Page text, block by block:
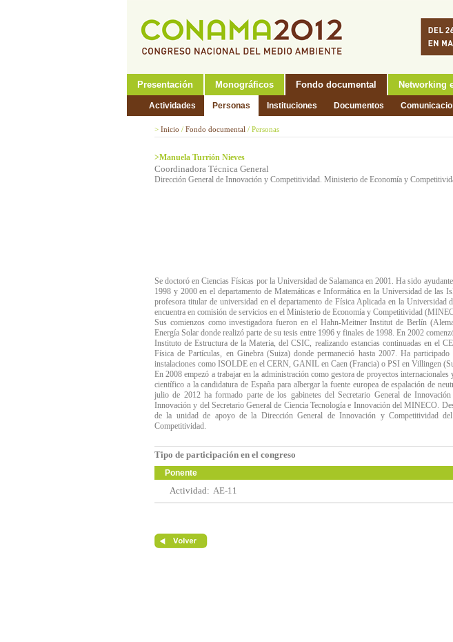
Presentación Monográficos Fondo documental Networking
Actividades Personas Instituciones Documentos
> Inicio / Fondo documental / Personas
>Manuela Turrión Nieves
Coordinadora Técnica General
Dirección General de Innovación y Competitividad. Ministerio de Economía y
Se doctoró en Ciencias Físicas por la Universidad de Salamanca en 2001. Ha sido
1998 y 2000 en el departamento de Matemáticas e Informática en la Universidad de las
profesora titular de universidad en el departamento de Física Aplicada en la Universidad
encuentra en comisión de servicios en el Ministerio de Economía y Competitividad
Sus comienzos como investigadora fueron en el Hahn-Meitner Institut de Berlín
Energía Solar donde realizó parte de su tesis entre 1996 y finales de 1998. En 2002
Instituto de Estructura de la Materia, del CSIC, realizando estancias continuadas en el
Física de Partículas, en Ginebra (Suiza) donde permaneció hasta 2007. Ha participado
instalaciones como ISOLDE en el CERN, GANIL en Caen (Francia) o PSI en Villingen
En 2008 empezó a trabajar en la administración como gestora de proyectos internacionales
científico a la candidatura de España para albergar la fuente europea de espalación de
julio de 2012 ha formado parte de los gabinetes del Secretario General de
Innovación y del Secretario General de Ciencia Tecnología e Innovación del MINECO.
de la unidad de apoyo de la Dirección General de Innovación y Competitividad
Competitividad.
Tipo de participación en el congreso
Ponente
Actividad: AE-11